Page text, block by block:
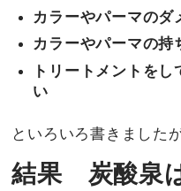
カラーやパーマのダ
カラーやパーマの持
トリートメントを
い
といろいろ書きましたが
結果　炭酸泉